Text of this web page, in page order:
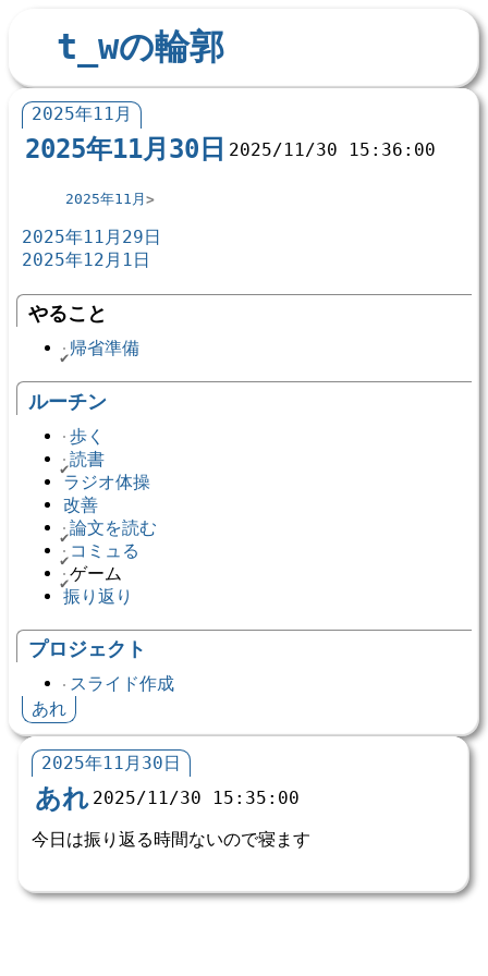
t_wの輪郭
2025年11月
2025年11月30日 2025/11/30 15:36:00
2025年11月
2025年11月29日
2025年12月1日
やること
帰省準備
ルーチン
歩く
読書
ラジオ体操
改善
論文を読む
コミュる
ゲーム
振り返り
プロジェクト
スライド作成
あれ
2025年11月30日
あれ 2025/11/30 15:35:00
今日は振り返る時間ないので寝ます